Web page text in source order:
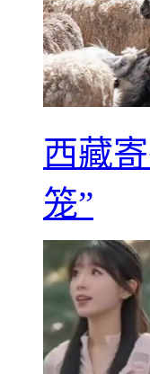
西藏
笼”